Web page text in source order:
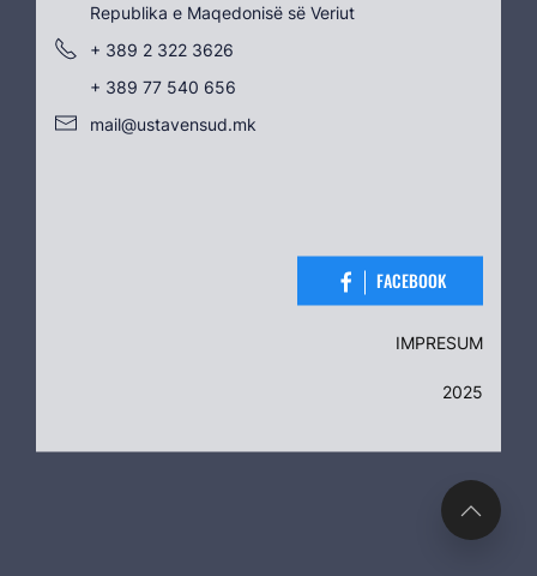
Republika e Maqedonisë së Veriut
+ 389 2 322 3626
+ 389 77 540 656
mail@ustavensud.mk
FACEBOOK
IMPRESUM
2025